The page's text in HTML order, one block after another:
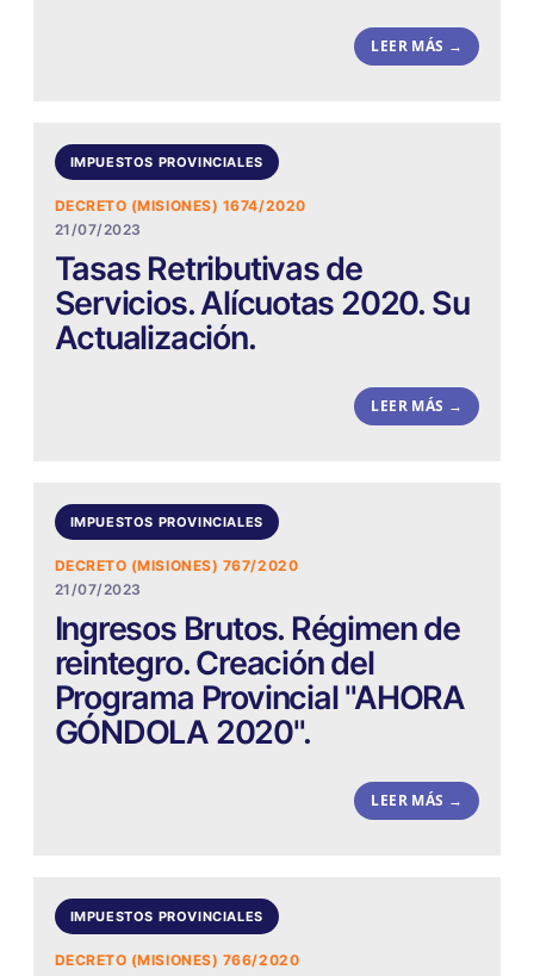
LEER MÁS →
IMPUESTOS PROVINCIALES
DECRETO (MISIONES) 1674/2020
21/07/2023
Tasas Retributivas de
Servicios. Alícuotas 2020. Su
Actualización.
LEER MÁS →
IMPUESTOS PROVINCIALES
DECRETO (MISIONES) 767/2020
21/07/2023
Ingresos Brutos. Régimen de
reintegro. Creación del
Programa Provincial "AHORA
GÓNDOLA 2020".
LEER MÁS →
IMPUESTOS PROVINCIALES
DECRETO (MISIONES) 766/2020